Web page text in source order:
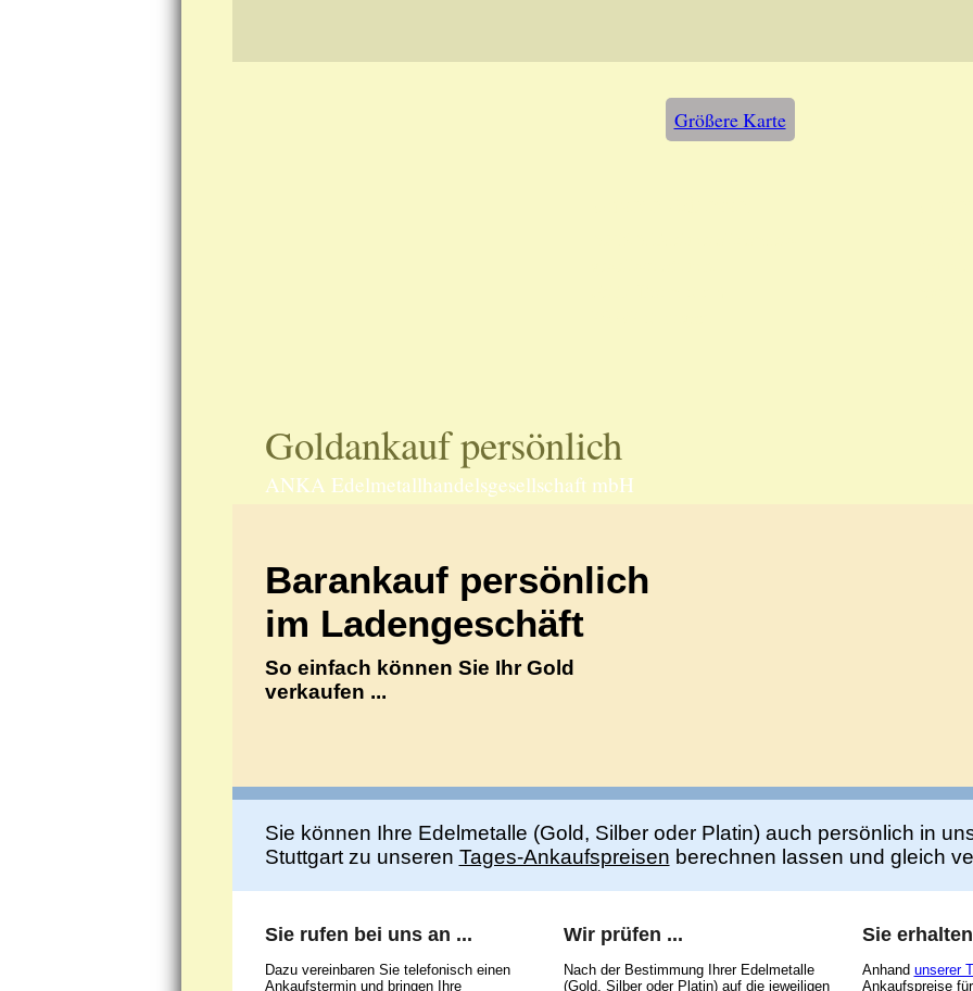
Größere Karte
Goldankauf persönlich
ANKA Edelmetallhandelsgesellschaft mbH
Barankauf persönlich
im Ladengeschäft
So einfach können Sie Ihr Gold
verkaufen ...
Sie können Ihre Edelmetalle (Gold, Silber oder Platin) auch persönlich in
Stuttgart zu unseren Tages-Ankaufspreisen berechnen lassen und gleich
Sie rufen bei uns an ...
Dazu vereinbaren Sie telefonisch einen
Ankaufstermin und bringen Ihre
Wir prüfen ...
Nach der Bestimmung Ihrer Edelmetalle
(Gold, Silber oder Platin) auf die jeweiligen
Sie
Anhand unserer
Ankaufspreise